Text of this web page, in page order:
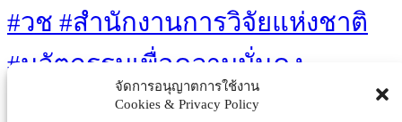
จัดการอนุญาตการใช้งาน
Cookies & Privacy Policy
#วช #สำนักงานการวิจัยแห่งชาติ
#นวัตกรรมเพื่อความมั่นคง
#ชายแดนไทยกัมพูชา #กองทัพ